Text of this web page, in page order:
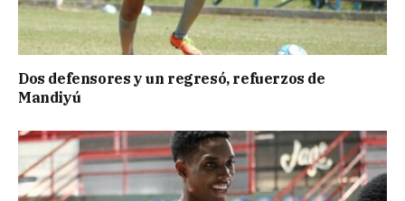
Dos defensores y un regresó, refuerzos de
Mandiyú